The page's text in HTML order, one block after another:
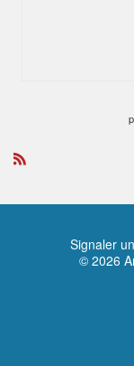
R
Signaler
© 2026